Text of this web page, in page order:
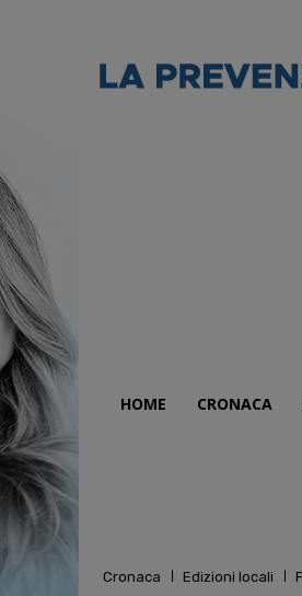
HOME CRONACA
Cronaca Edizioni locali